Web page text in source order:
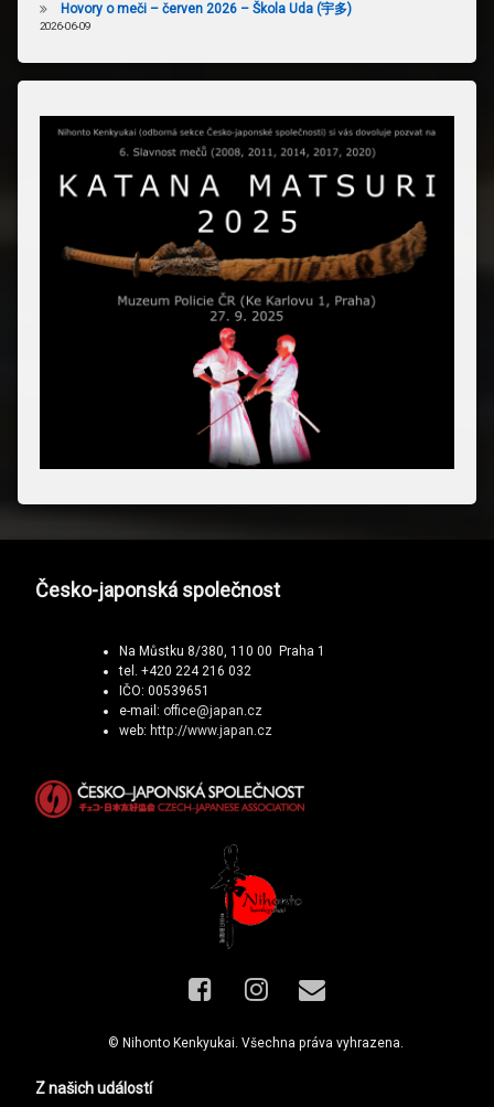
Hovory o meči – červen 2026 – Škola Uda (宇多)
2026-06-09
Česko-japonská společnost
Na Můstku 8/380, 110 00 Praha 1
tel. +420 224 216 032
IČO: 00539651
e-mail: office@japan.cz
web: http://www.japan.cz
Facebook
Instagram
E-mail
© Nihonto Kenkyukai. Všechna práva vyhrazena.
Z našich událostí